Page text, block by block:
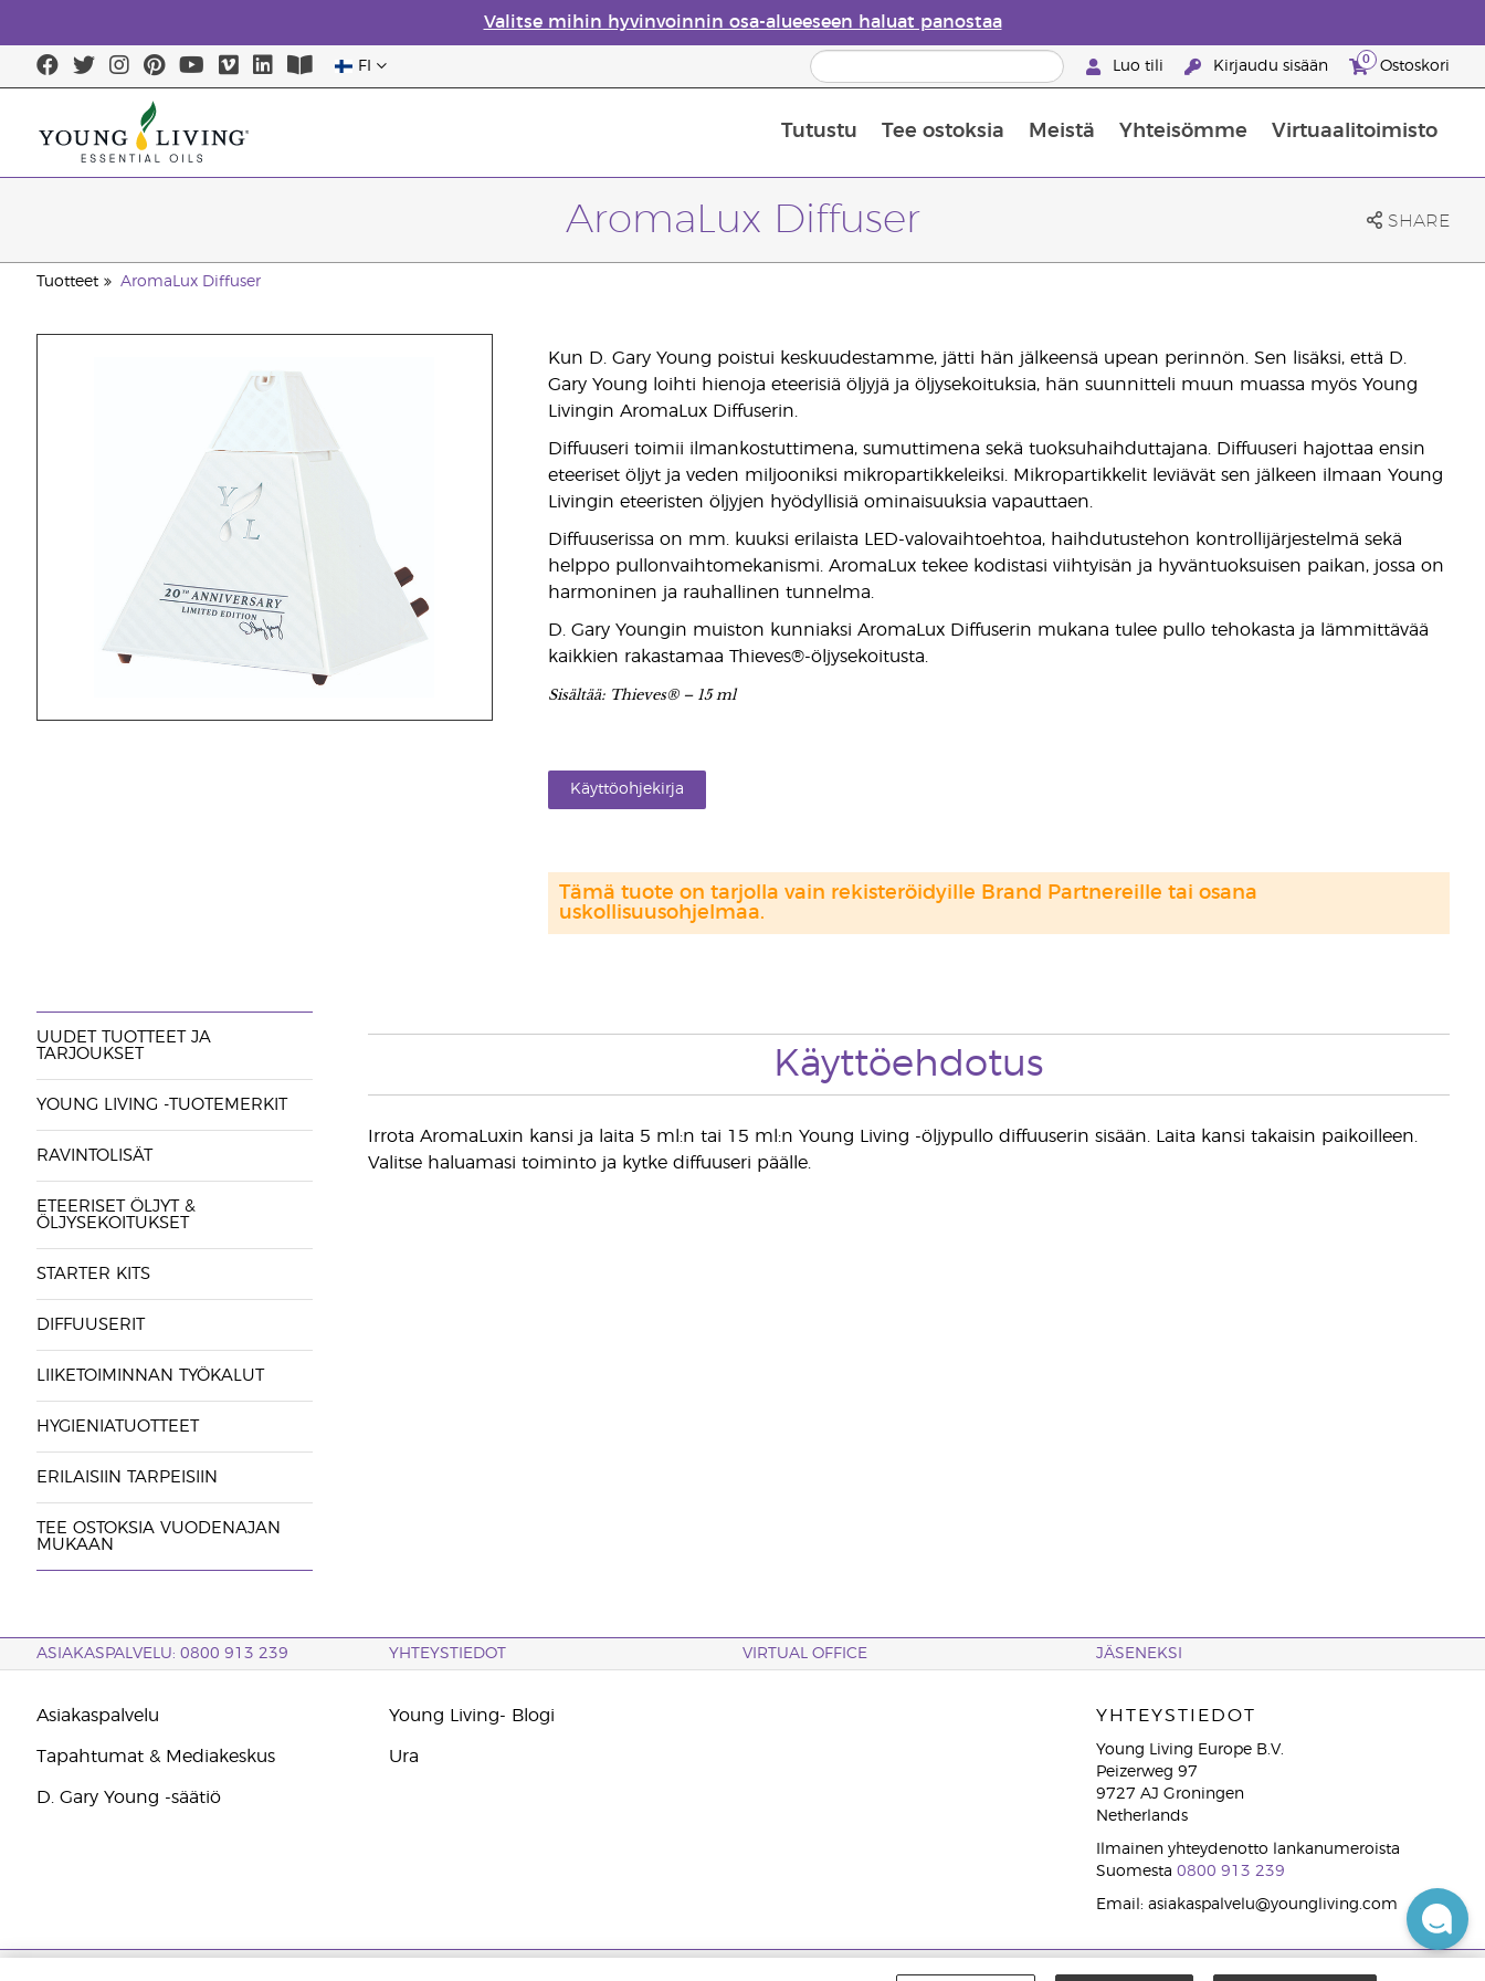
Valitse mihin hyvinvoinnin osa-alueeseen haluat panostaa
FI Luo tili Kirjaudu sisään 0 Ostoskori
Tutustu Tee ostoksia Meistä Yhteisömme Virtuaalitoimisto
AromaLux Diffuser SHARE
Tuotteet AromaLux Diffuser
Kun D. Gary Young poistui keskuudestamme, jätti hän jälkeensä upean perinnön. Sen lisäksi, että D.
Gary Young loihti hienoja eteerisiä öljyjä ja öljysekoituksia, hän suunnitteli muun muassa myös Young
Livingin AromaLux Diffuserin.
Diffuuseri toimii ilmankostuttimena, sumuttimena sekä tuoksuhaihduttajana. Diffuuseri hajottaa ensin
eteeriset öljyt ja veden miljooniksi mikropartikkeleiksi. Mikropartikkelit leviävät sen jälkeen ilmaan Young
Livingin eteeristen öljyjen hyödyllisiä ominaisuuksia vapauttaen.
Diffuuserissa on mm. kuuksi erilaista LED-valovaihtoehtoa, haihdutustehon kontrollijärjestelmä sekä
helppo pullonvaihtomekanismi. AromaLux tekee kodistasi viihtyisän ja hyväntuoksuisen paikan, jossa on
harmoninen ja rauhallinen tunnelma.
D. Gary Youngin muiston kunniaksi AromaLux Diffuserin mukana tulee pullo tehokasta ja lämmittävää
kaikkien rakastamaa Thieves®-öljysekoitusta.
Sisältää: Thieves® – 15 ml
Käyttöohjekirja
Tämä tuote on tarjolla vain rekisteröidyille Brand Partnereille tai osana
uskollisuusohjelmaa.
UUDET TUOTTEET JA
TARJOUKSET
YOUNG LIVING -TUOTEMERKIT
RAVINTOLISÄT
ETEERISET ÖLJYT &
ÖLJYSEKOITUKSET
STARTER KITS
DIFFUUSERIT
LIIKETOIMINNAN TYÖKALUT
HYGIENIATUOTTEET
ERILAISIIN TARPEISIIN
TEE OSTOKSIA VUODENAJAN
MUKAAN
Käyttöehdotus
Irrota AromaLuxin kansi ja laita 5 ml:n tai 15 ml:n Young Living -öljypullo diffuuserin sisään. Laita kansi takaisin paikoilleen.
Valitse haluamasi toiminto ja kytke diffuuseri päälle.
ASIAKASPALVELU: 0800 913 239 YHTEYSTIEDOT VIRTUAL OFFICE JÄSENEKSI
Asiakaspalvelu
Tapahtumat & Mediakeskus
D. Gary Young -säätiö
Young Living- Blogi
Ura
YHTEYSTIEDOT
Young Living Europe B.V.
Peizerweg 97
9727 AJ Groningen
Netherlands
Ilmainen yhteydenotto lankanumeroista
Suomesta 0800 913 239
Email: asiakaspalvelu@youngliving.com